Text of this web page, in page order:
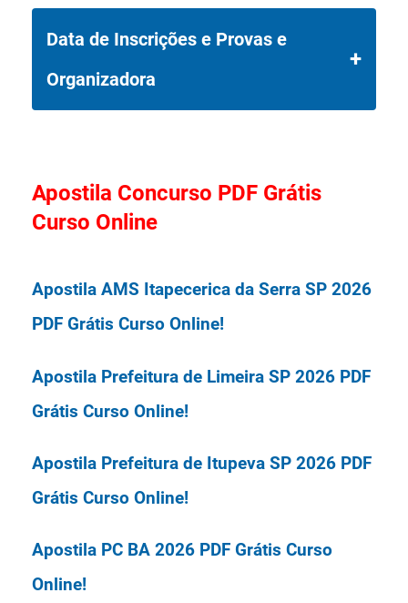
O Concurso Prefeitura de São Bento
do Sul SC 2026 disponibiliza 48 vagas
diretas + formação de cadastro
O salário inicial vai de R$ 1.586,85 (+
Data de Inscrições e Provas e
Organizadora
realizada em 26/04/2026.
Organizadora: Instituto Tupy.
Concurso Prefeitura de São Bento do
Apostila Concurso PDF Grátis
Curso Online
Apostila AMS Itapecerica da Serra SP 2026
PDF Grátis Curso Online!
Apostila Prefeitura de Limeira SP 2026 PDF
Grátis Curso Online!
Apostila Prefeitura de Itupeva SP 2026 PDF
Grátis Curso Online!
Apostila PC BA 2026 PDF Grátis Curso
Online!